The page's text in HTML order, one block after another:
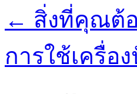
← สิ่งที่คุณต้อ
การใช้เครื่อ